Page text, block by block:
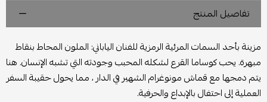
تفاصيل المنتج
مزينة بأحد السمات المرئية الرمزية للفنان الياباني: الملون المحاط بنقاط
مبهرة. يحب كوساما القرع لشكله المحبب وجودته التي تشبه الإنسان. هنا
يتم دمجها مع قماش مونوغرام الشهير في الدار ، مما يحول حقيبة السفر
العملية إلى احتفال بالإبداع والحرفية.